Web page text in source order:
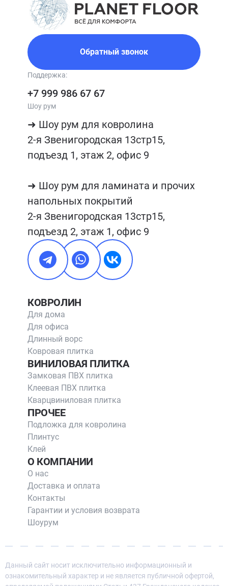
Обратный звонок
Поддержка:
+7 999 986 67 67
Шоу рум
➜ Шоу рум для ковролина
2-я Звенигородская 13стр15,
подъезд 1, этаж 2, офис 9
➜ Шоу рум для ламината и прочих
напольных покрытий
2-я Звенигородская 13стр15,
подъезд 2, этаж 1, офис 9
КОВРОЛИН
Для дома
Для офиса
Длинный ворс
Ковровая плитка
ВИНИЛОВАЯ ПЛИТКА
Замковая ПВХ плитка
Клеевая ПВХ плитка
Кварцвиниловая плитка
ПРОЧЕЕ
Подложка для ковролина
Плинтус
Клей
О КОМПАНИИ
О нас
Доставка и оплата
Контакты
Гарантии и условия возврата
Шоурум
Данный сайт носит исключительно информационный и
ознакомительный характер и не является публичной офертой,